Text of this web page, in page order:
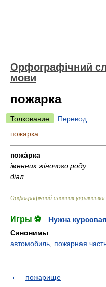
Орфографічний
мови
пожарка
Толкование
Перевод
пожарка
пожа́рка
іменник жіночого роду
діал.
Орфографічний словник
Игры ⚽
Нужна
Синонимы:
автомобиль пожарная
пожарище